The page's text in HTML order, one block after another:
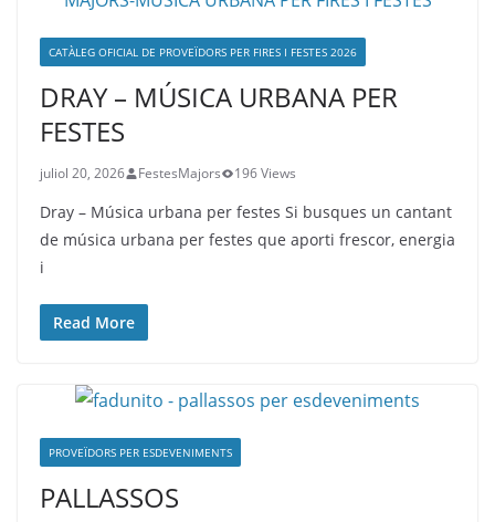
CATÀLEG OFICIAL DE PROVEÏDORS PER FIRES I FESTES 2026
DRAY – MÚSICA URBANA PER
FESTES
juliol 20, 2026 FestesMajors 196 Views
Dray – Música urbana per festes Si busques un cantant
de música urbana per festes que aporti frescor, energia
i
Read More
PROVEÏDORS PER ESDEVENIMENTS
PALLASSOS